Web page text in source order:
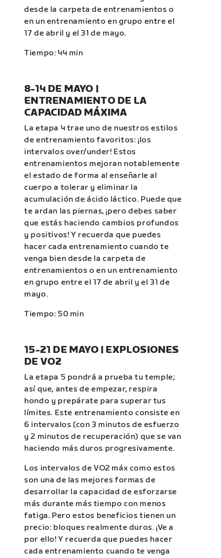
desde la carpeta de entrenamientos o
en un entrenamiento en grupo entre el
17 de abril y el 31 de mayo.
Tiempo: 44 min
8-14 DE MAYO |
ENTRENAMIENTO DE LA
CAPACIDAD MÁXIMA
La etapa 4 trae uno de nuestros estilos
de entrenamiento favoritos: ¡los
intervalos over/under! Estos
entrenamientos mejoran notablemente
el estado de forma al enseñarle al
cuerpo a tolerar y eliminar la
acumulación de ácido láctico. Puede que
te ardan las piernas, ¡pero debes saber
que estás haciendo cambios profundos
y positivos! Y recuerda que puedes
hacer cada entrenamiento cuando te
venga bien desde la carpeta de
entrenamientos o en un entrenamiento
en grupo entre el 17 de abril y el 31 de
mayo.
Tiempo: 50 min
15-21 DE MAYO | EXPLOSIONES
DE VO2
La etapa 5 pondrá a prueba tu temple;
así que, antes de empezar, respira
hondo y prepárate para superar tus
límites. Este entrenamiento consiste en
6 intervalos (con 3 minutos de esfuerzo
y 2 minutos de recuperación) que se van
haciendo más duros progresivamente.
Los intervalos de VO2 máx como estos
son una de las mejores formas de
desarrollar la capacidad de esforzarse
más durante más tiempo con menos
fatiga. Pero estos beneficios tienen un
precio: bloques realmente duros. ¡Ve a
por ello! Y recuerda que puedes hacer
cada entrenamiento cuando te venga